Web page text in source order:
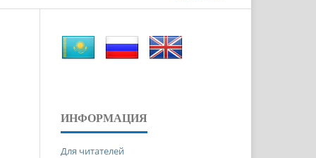
ИНФОРМАЦИЯ
Для читателей